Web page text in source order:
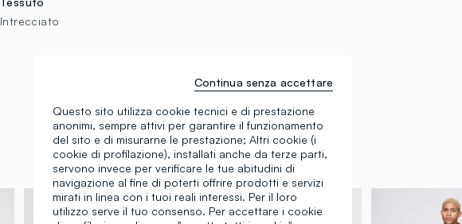
Intrecciato
Sta andando a ruba
100% Cotone
Questo sito utilizza cookie tecnici e di prestazione
anonimi, sempre attivi per garantire il funzionamento
del sito e di misurarne le prestazione; Altri cookie (i
cookie di profilazione), installati anche da terze parti,
servono invece per verificare le tue abitudini di
navigazione al fine di poterti offrire prodotti e servizi
mirati in linea con i tuoi reali interessi. Per il loro
utilizzo serve il tuo consenso. Per accettare i cookie
Continua senza accettare